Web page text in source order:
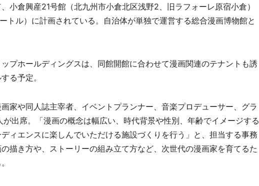
小倉興産21号館（北九州市小倉北区浅野2、旧ラフォーレ原宿小倉）
トル）に計画されている。自治体が単独で運営する総合漫画博物館と
プホールディングスは、同館開館に合わせて漫画関連のテナントも誘
る予定。
家や同人誌主宰者、イベントプランナー、音楽プロデューサー、グラ
出席。「漫画の概念は幅広い、時代背景や性別、年齢でイメージする
ィエンスに楽しんでいただける施設づくりを行う」と、担当する事務
描き方や、ストーリーの組み立て方など、次世代の漫画家を育てるた